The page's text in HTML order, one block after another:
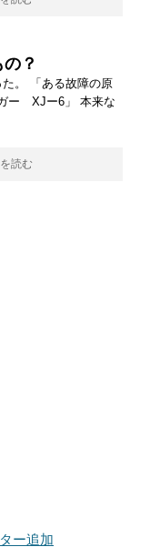
？
。 「ある故障の原
ー XJー6」 本来な
読む
ー追加